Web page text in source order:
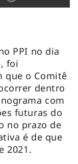
PPI no dia
foi
que o Comitê
dentro
com
futuras do
no prazo de
é de que
2021.